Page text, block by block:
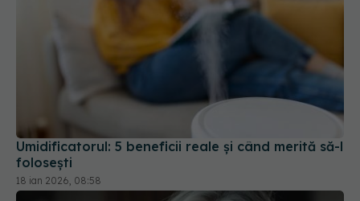
Umidificatorul: 5 beneficii reale și când merită să-l